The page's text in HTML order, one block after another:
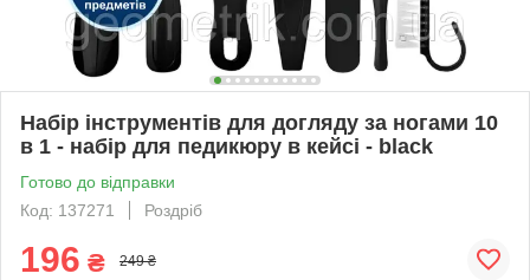
Набір інструментів для догляду за ногами 10
в 1 - набір для педикюру в кейсі - black
Готово до відправки
Код: 137271
Роздріб
196 ₴ 249 ₴